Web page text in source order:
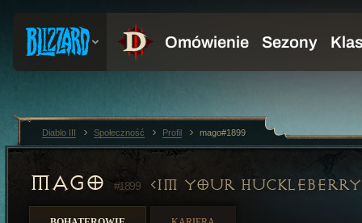
MAGO#1899 IM YOUR HUCKLEBERRY
Diablo III Społeczność Profil mago#1899